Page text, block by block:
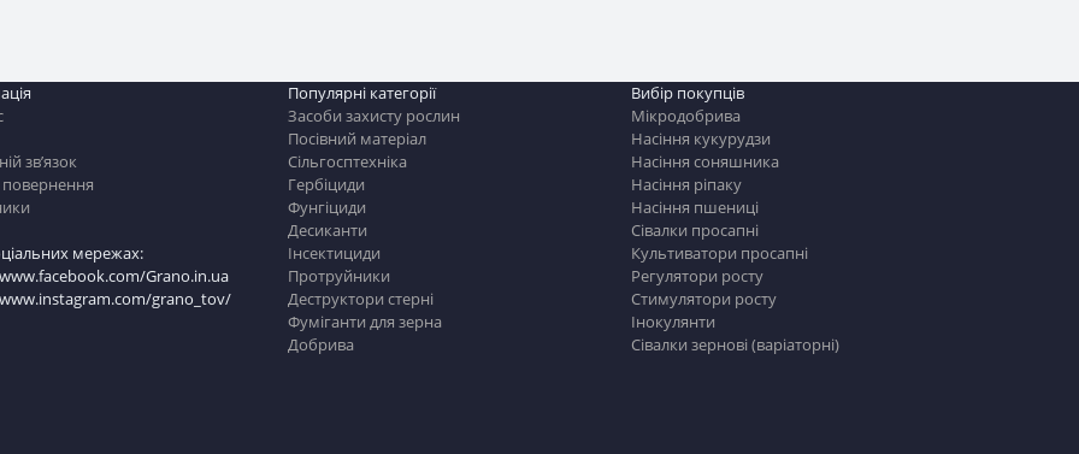
зв’язок
повернення
мережах:
Grano.in.ua
grano_tov/
Популярні категорії
Засоби захисту рослин
Посівний матеріал
Сільгосптехніка
Гербіциди
Фунгіциди
Десиканти
Інсектициди
Протруйники
Деструктори стерні
Фуміганти для зерна
Добрива
Вибір покупців
Мікродобрива
Насіння кукурудзи
Насіння соняшника
Насіння ріпаку
Насіння пшениці
Сівалки просапні
Культиватори просапні
Регулятори росту
Стимулятори росту
Інокулянти
Сівалки зернові (варіаторні)